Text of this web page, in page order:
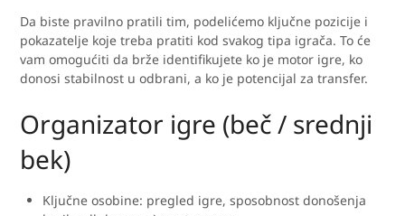
Da biste pravilno pratili tim, podelićemo ključne pozicije i
pokazatelje koje treba pratiti kod svakog tipa igrača. To će
vam omogućiti da brže identifikujete ko je motor igre, ko
donosi stabilnost u odbrani, a ko je potencijal za transfer.
Organizator igre (beč / srednji
bek)
Ključne osobine: pregled igre, sposobnost donošenja